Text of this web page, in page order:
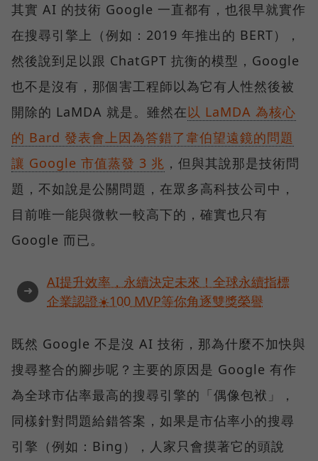
其實 AI 的技術 Google 一直都有，也很早就實作
在搜尋引擎上（例如：2019 年推出的 BERT），
然後說到足以跟 ChatGPT 抗衡的模型，Google
也不是沒有，那個害工程師以為它有人性然後被
開除的 LaMDA 就是。雖然在以 LaMDA 為核心
的 Bard 發表會上因為答錯了韋伯望遠鏡的問題
讓 Google 市值蒸發 3 兆 ，但與其說那是技術問
題，不如說是公關問題，在眾多高科技公司中，
目前唯一能與微軟一較高下的，確實也只有
Google 而已。
➜
AI提升效率，永續決定未來！全球永續指標
企業認證☀️100 MVP等你角逐雙獎榮譽
既然 Google 不是沒 AI 技術，那為什麼不加快與
搜尋整合的腳步呢？主要的原因是 Google 有作
為全球市佔率最高的搜尋引擎的「偶像包袱」，
同樣針對問題給錯答案，如果是市佔率小的搜尋
引擎（例如：Bing），人家只會摸著它的頭說